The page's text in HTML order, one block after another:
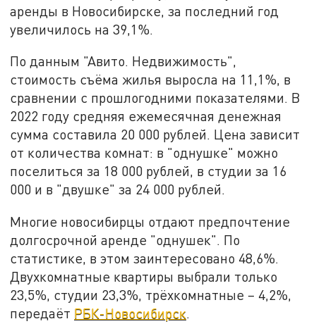
аренды в Новосибирске, за последний год
увеличилось на 39,1%.
По данным "Авито. Недвижимость",
стоимость съёма жилья выросла на 11,1%, в
сравнении с прошлогодними показателями. В
2022 году средняя ежемесячная денежная
сумма составила 20 000 рублей. Цена зависит
от количества комнат: в "однушке" можно
поселиться за 18 000 рублей, в студии за 16
000 и в "двушке" за 24 000 рублей.
Многие новосибирцы отдают предпочтение
долгосрочной аренде "однушек". По
статистике, в этом заинтересовано 48,6%.
Двухкомнатные квартиры выбрали только
23,5%, студии 23,3%, трёхкомнатные – 4,2%,
передаёт РБК-Новосибирск.